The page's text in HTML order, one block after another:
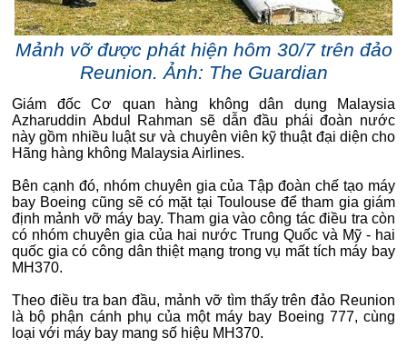
Mảnh vỡ được phát hiện hôm 30/7 trên đảo
Reunion. Ảnh: The Guardian
Giám đốc Cơ quan hàng không dân dụng Malaysia
Azharuddin Abdul Rahman sẽ dẫn đầu phái đoàn nước
này gồm nhiều luật sư và chuyên viên kỹ thuật đại diện cho
Hãng hàng không Malaysia Airlines.
Bên cạnh đó, nhóm chuyên gia của Tập đoàn chế tạo máy
bay Boeing cũng sẽ có mặt tại Toulouse để tham gia giám
định mảnh vỡ máy bay. Tham gia vào công tác điều tra còn
có nhóm chuyên gia của hai nước Trung Quốc và Mỹ - hai
quốc gia có công dân thiệt mạng trong vụ mất tích máy bay
MH370.
Theo điều tra ban đầu, mảnh vỡ tìm thấy trên đảo Reunion
là bộ phận cánh phụ của một máy bay Boeing 777, cùng
loại với máy bay mang số hiệu MH370.